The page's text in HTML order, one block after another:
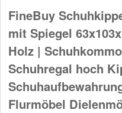
FineBuy
mit Spiegel
Holz |
Schuhregal hoch
Flurmöbel